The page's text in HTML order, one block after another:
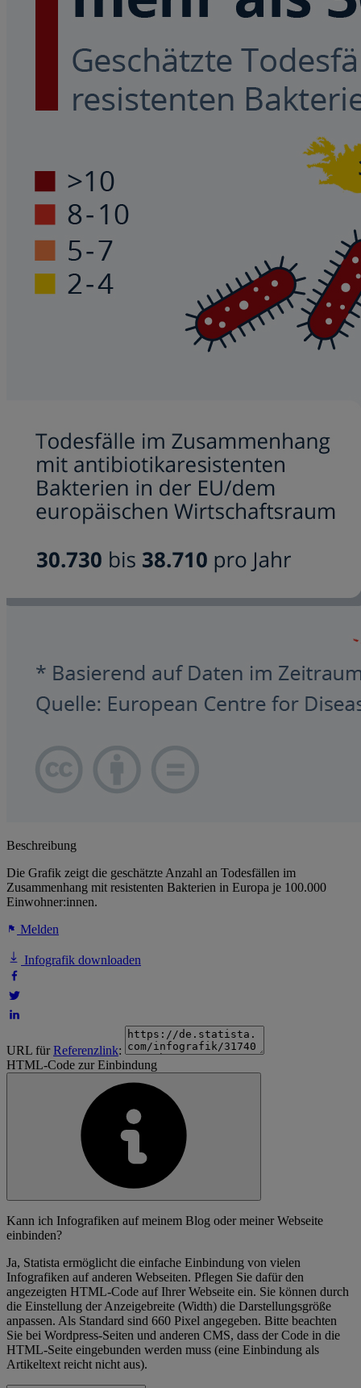
Beschreibung
Die Grafik zeigt die geschätzte Anzahl an Todesfällen im
Zusammenhang mit resistenten Bakterien in Europa je 100.000
Einwohner:innen.
Melden
Infografik downloaden
URL fürReferenzlink:
HTML-Code zur Einbindung
Kann ich Infografiken auf meinem Blog oder meiner Webseite
einbinden?
Ja, Statista ermöglicht die einfache Einbindung von vielen
Infografiken auf anderen Webseiten. Pflegen Sie dafür den
angezeigten HTML-Code auf Ihrer Webseite ein. Sie können durch
die Einstellung der Anzeigebreite (Width) die Darstellungsgröße
anpassen. Als Standard sind 660 Pixel angegeben. Bitte beachten
Sie bei Wordpress-Seiten und anderen CMS, dass der Code in die
HTML-Seite eingebunden werden muss (eine Einbindung als
Artikeltext reicht nicht aus).